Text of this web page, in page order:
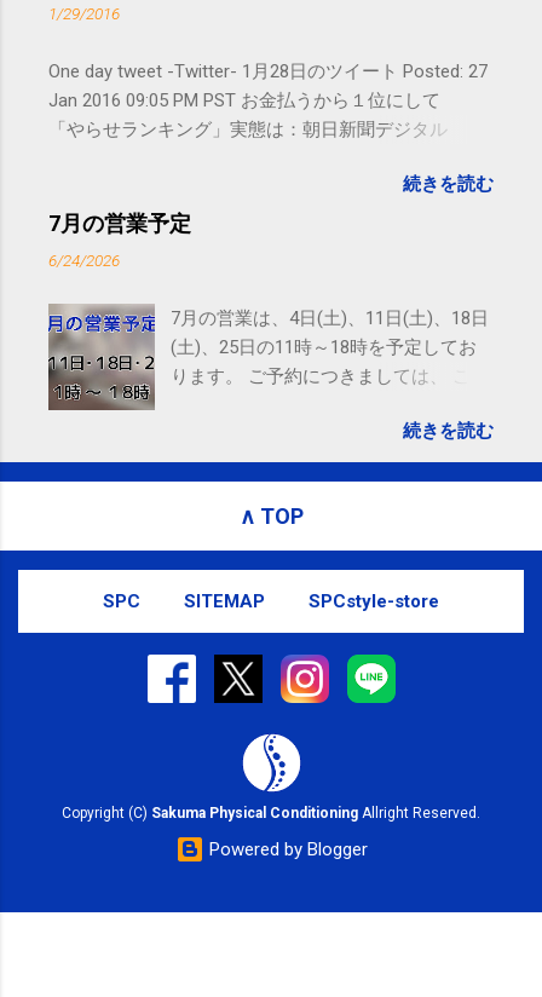
1/29/2016
One day tweet -Twitter- 1月28日のツイート Posted: 27
Jan 2016 09:05 PM PST お金払うから１位にして
「やらせランキング」実態は：朝日新聞デジタル
to email updates from サクマフィジカルコンディショ
ニング(@SPCstyle) - Twilog . To stop receiving these
powered by Google Google Inc., 1600 Amphitheatre
Parkway, Mountain View, CA 94043, United States
続きを読む
7月の営業予定
6/24/2026
7月の営業は、4日(土)、11日(土)、18日
(土)、25日の11時～18時を予定してお
ります。 ご予約につきましては、 こち
れないことがありますので、ご予約、
お問い合わせはSMS（ショートメッセ
続きを読む
∧ TOP
SPC SITEMAP SPCstyle-store
Copyright (C) Sakuma Physical Conditioning Allright Reserved.
Powered by Blogger